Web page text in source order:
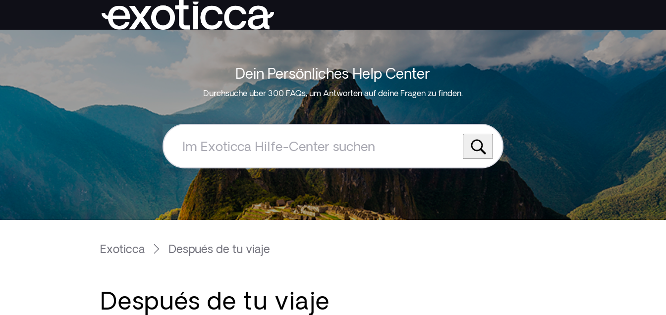
Dein Persönliches Help Center
Durchsuche über 300 FAQs, um Antworten auf deine Fragen zu finden.
Hilfe-
Center
suchen
Exoticca Después de tu viaje
Después de tu viaje